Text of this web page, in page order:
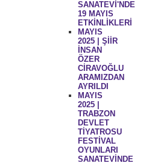
SANATEVİ'NDE
19 MAYIS
ETKİNLİKLERİ
MAYIS
2025 | ŞİİR
İNSAN
ÖZER
CİRAVOĞLU
ARAMIZDAN
AYRILDI
MAYIS
2025 |
TRABZON
DEVLET
TİYATROSU
FESTİVAL
OYUNLARI
SANATEVİNDE